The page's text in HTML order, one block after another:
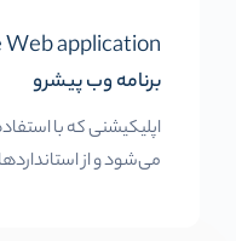
application
برنامه وب پیشرو
اپلیکیشنی که با
می‌شود و از